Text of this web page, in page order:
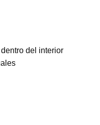
del interior